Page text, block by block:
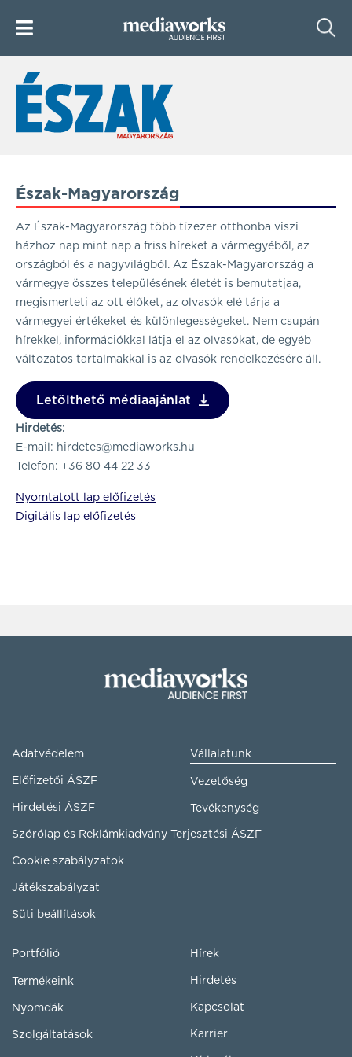
Észak-Magyarország
Az Észak-Magyarország több tízezer otthonba viszi
házhoz nap mint nap a friss híreket a vármegyéből, az
országból és a nagyvilágból. Az Észak-Magyarország a
vármegye összes településének életét is bemutatjaa,
megismerteti az ott élőket, az olvasók elé tárja a
vármegyei értékeket és különlegességeket. Nem csupán
hírekkel, információkkal látja el az olvasókat, de egyéb
változatos tartalmakkal is az olvasók rendelkezésére áll.
Letölthető médiaajánlat
Hirdetés:
E-mail: hirdetes@mediaworks.hu
Telefon: +36 80 44 22 33
Nyomtatott lap előfizetés
Digitális lap előfizetés
Adatvédelem
Előfizetői ÁSZF
Hirdetési ÁSZF
Szórólap és Reklámkiadvány Terjesztési ÁSZF
Cookie szabályzatok
Játékszabályzat
Süti beállítások
Vállalatunk
Vezetőség
Tevékenység
Portfólió
Termékeink
Nyomdák
Szolgáltatások
Hírek
Hirdetés
Kapcsolat
Karrier